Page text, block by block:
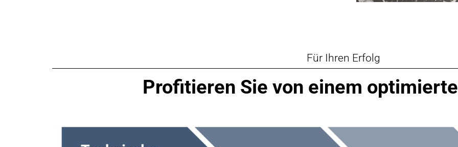
Für Ihren Erfolg
Profitieren Sie von einem